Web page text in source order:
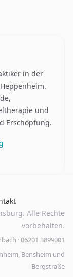
in der
und
Erschöpfung.
Alle Rechte
vorbehalten.
· 06201 3899001
Bensheim und
Bergstraße